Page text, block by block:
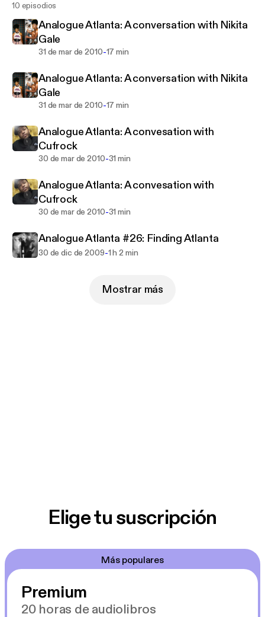
Analogue Atlanta is a podcast series distributed by
myself focusing on, but not limited to the Atlanta
underground arts scene including exclusive
interviews and insights about various musical
documentaries about Arts outside of Atlanta as well
as topics about Atlanta History will also be touched
10 episodios
Analogue Atlanta: A conversation with Nikita
Gale
31 de mar de 2010-17 min
Analogue Atlanta: A conversation with Nikita
Gale
31 de mar de 2010-17 min
Analogue Atlanta: A convesation with
Cufrock
30 de mar de 2010-31 min
Analogue Atlanta: A convesation with
Cufrock
30 de mar de 2010-31 min
Analogue Atlanta #26: Finding Atlanta
30 de dic de 2009-1 h 2 min
Mostrar más
Elige tu suscripción
Más populares
Premium
20 horas de audiolibros